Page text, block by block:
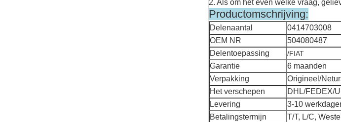
2. Als om het even welke vraag,
Productomschrijving:
Delenaantal
0414703008
OEM NR
504080487
Delentoepassing
/FIAT
Garantie
6 maanden
Verpakking
Origineel/
Het verschepen
DHL/FEDEX/
Levering
3-10
Betalingstermijn
T/T, L/C,